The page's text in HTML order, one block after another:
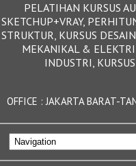
PELATIHAN KURSUS
SKETCHUP+VRAY,
STRUKTUR, KURSUS
MEKANIKAL &
INDUSTRI,
OFFICE : JAKARTA BARAT-